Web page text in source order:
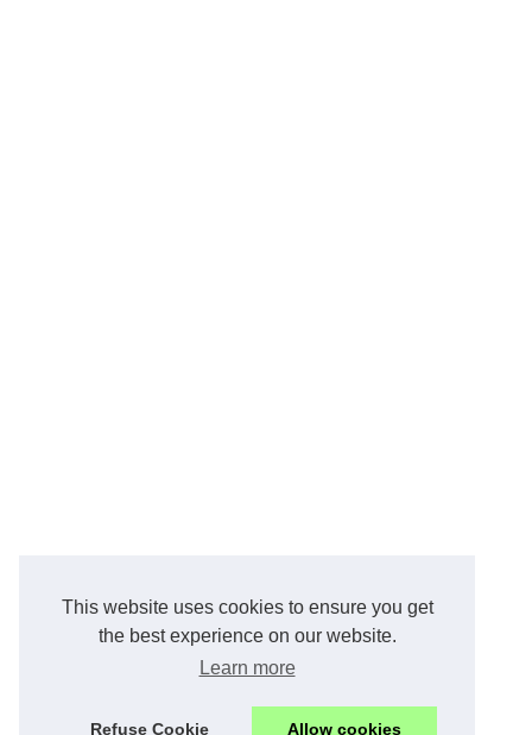
This website uses cookies to ensure you get
the best experience on our website.
Learn more
Refuse Cookie Allow cookies